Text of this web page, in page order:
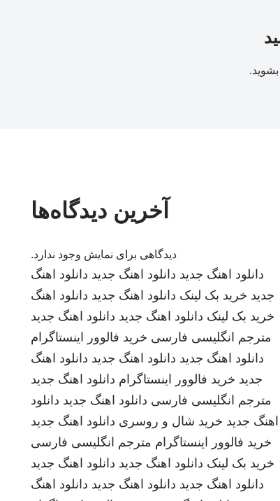
بشوید.
آخرین دیدگاه‌ها
دیدگاهی برای نمایش وجود ندارد.
دانلود اهنگ جدید دانلود اهنگ جدید دانلود اهنگ
جدید خرید بک لینک دانلود اهنگ جدید دانلود اهنگ
خرید بک لینک دانلود اهنگ جدید دانلود اهنگ جدید
مترجم انگلیسی فارسی خرید فالوور اینستاگرام
دانلود اهنگ جدید دانلود اهنگ جدید دانلود اهنگ
جدید خرید فالوور اینستاگرام دانلود اهنگ جدید
مترجم انگلیسی فارسی دانلود اهنگ جدید دانلود
اهنگ جدید خرید شال و روسری دانلود اهنگ جدید
خرید فالوور اینستاگرام مترجم انگلیسی فارسی
خرید بک لینک دانلود اهنگ جدید دانلود اهنگ جدید
دانلود اهنگ جدید دانلود اهنگ جدید دانلود اهنگ